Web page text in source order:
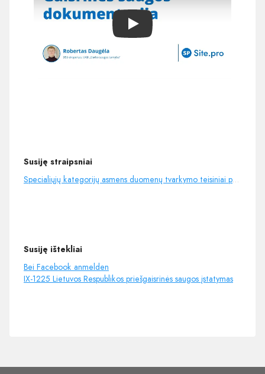
Play
Susiję straipsniai
Specialiųjų kategorijų asmens duomenų tvarkymo teisiniai pagrindai
Susiję ištekliai
Bei Facebook anmelden
IX-1225 Lietuvos Respublikos priešgaisrinės saugos įstatymas